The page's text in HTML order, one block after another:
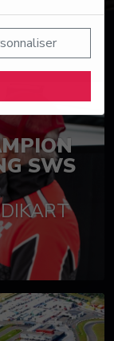
SWS